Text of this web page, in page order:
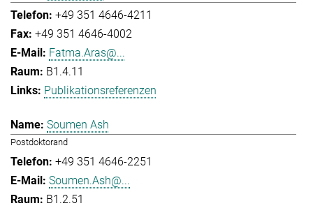
+49 351 4646-4211
+49 351 4646-4002
Fatma.Aras@...
B1.4.11
Publikationsreferenzen
Soumen Ash
Postdoktorand
+49 351 4646-2251
Soumen.Ash@...
B1.2.51